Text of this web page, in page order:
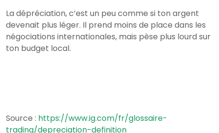
La dépréciation, c’est un peu comme si ton argent
devenait plus léger. Il prend moins de place dans les
négociations internationales, mais pèse plus lourd sur
ton budget local.
Source : https://www.ig.com/fr/glossaire-
trading/depreciation-definition